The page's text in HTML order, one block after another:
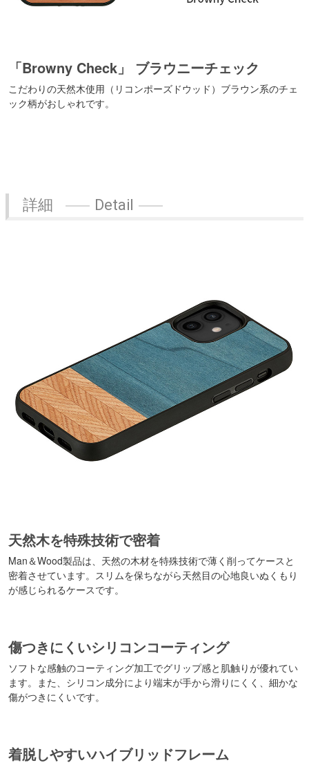
「Browny Check」 ブラウニーチェック
こだわりの天然木使用（リコンポーズドウッド）ブラウン系のチェ
ック柄がおしゃれです。
詳細 Detail
天然木を特殊技術で密着
Man＆Wood製品は、天然の木材を特殊技術で薄く削ってケースと
密着させています。スリムを保ちながら天然目の心地良いぬくもり
が感じられるケースです。
傷つきにくいシリコンコーティング
ソフトな感触のコーティング加工でグリップ感と肌触りが優れてい
ます。また、シリコン成分により端末が手から滑りにくく、細かな
傷がつきにくいです。
着脱しやすいハイブリッドフレーム